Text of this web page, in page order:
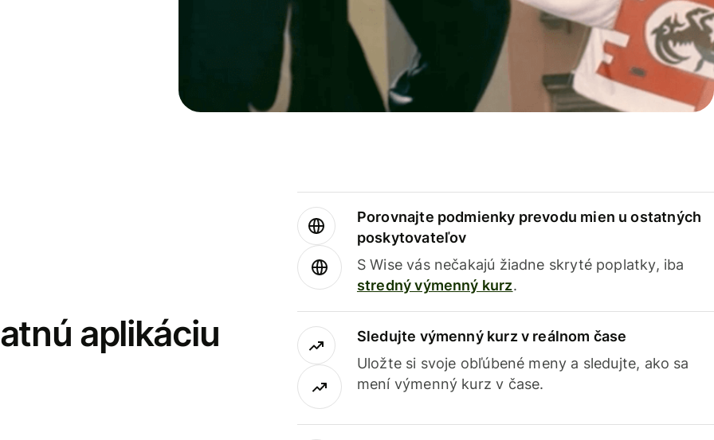
aplikáciu
Porovnajte podmienky prevodu mien u ostatných
poskytovateľov
S Wise vás nečakajú žiadne skryté poplatky, iba
stredný výmenný kurz.
Sledujte výmenný kurz v reálnom čase
Uložte si svoje obľúbené meny a sledujte, ako sa
mení výmenný kurz v čase.